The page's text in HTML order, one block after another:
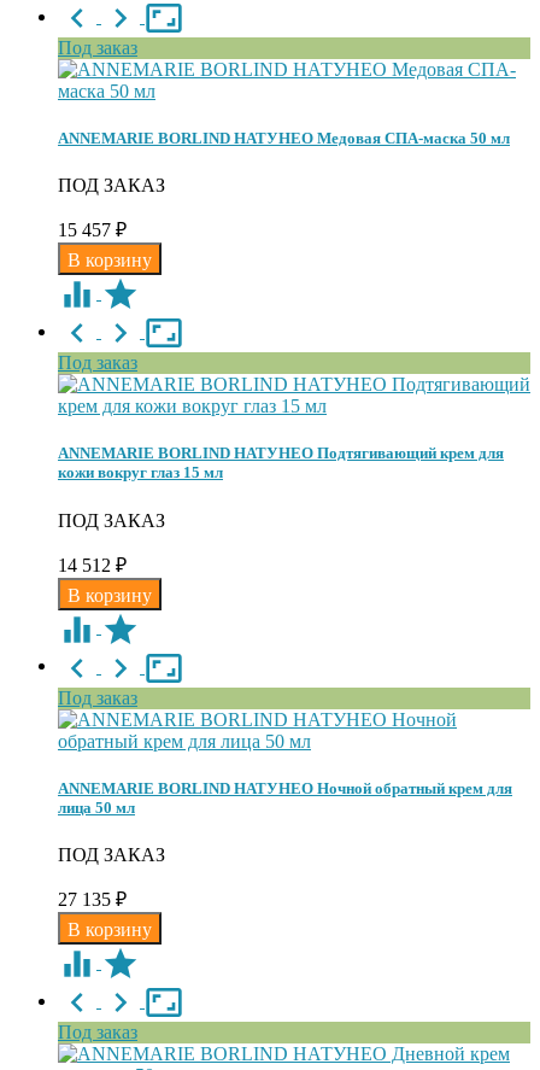
Под заказ
ANNEMARIE BORLIND НАТУНЕО Медовая СПА-маска 50 мл
ПОД ЗАКАЗ
15 457 ₽
Под заказ
ANNEMARIE BORLIND НАТУНЕО Подтягивающий крем для
кожи вокруг глаз 15 мл
ПОД ЗАКАЗ
14 512 ₽
Под заказ
ANNEMARIE BORLIND НАТУНЕО Ночной обратный крем для
лица 50 мл
ПОД ЗАКАЗ
27 135 ₽
Под заказ